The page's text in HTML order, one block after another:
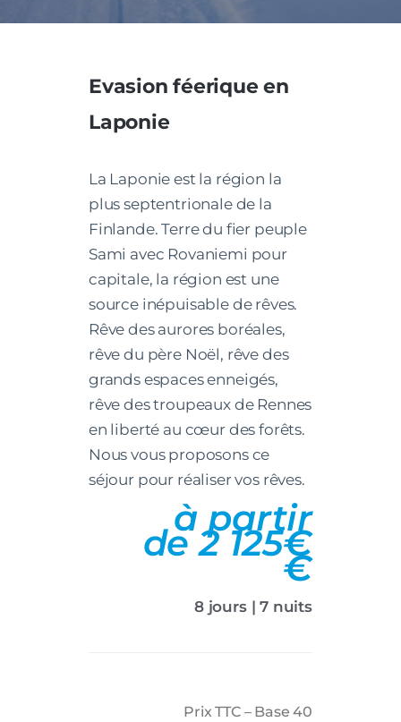
Evasion féerique en
Laponie
La Laponie est la région la
plus septentrionale de la
Finlande. Terre du fier peuple
Sami avec Rovaniemi pour
capitale, la région est une
source inépuisable de rêves.
Rêve des aurores boréales,
rêve du père Noël, rêve des
grands espaces enneigés,
rêve des troupeaux de Rennes
en liberté au cœur des forêts.
Nous vous proposons ce
séjour pour réaliser vos rêves.
à partir
de 2 125€
€
8 jours | 7 nuits
Prix TTC – Base 40